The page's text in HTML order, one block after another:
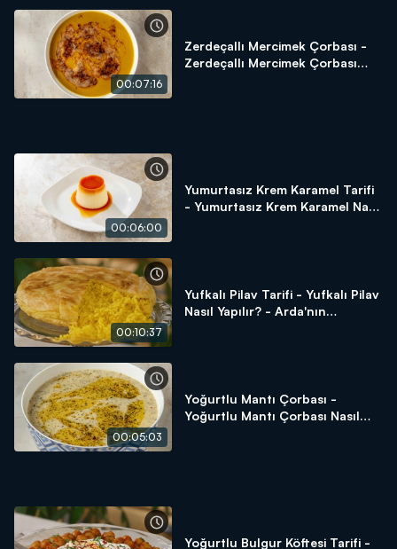
00:07:16
Zerdeçallı Mercimek Çorbası -
Zerdeçallı Mercimek Çorbası
00:06:00
Yumurtasız Krem Karamel Tarifi
- Yumurtasız Krem Karamel Nasıl
00:10:37
Yufkalı Pilav Tarifi - Yufkalı Pilav
Nasıl Yapılır? - Arda'nın
00:05:03
Yoğurtlu Mantı Çorbası -
Yoğurtlu Mantı Çorbası Nasıl
Yoğurtlu Bulgur Köftesi Tarifi -